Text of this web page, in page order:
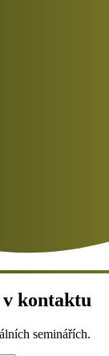
v kontaktu
seminářích.